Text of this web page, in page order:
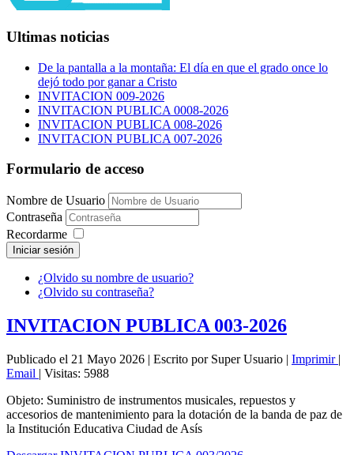
Ultimas noticias
De la pantalla a la montaña: El día en que el grado once lo
dejó todo por ganar a Cristo
INVITACION 009-2026
INVITACION PUBLICA 0008-2026
INVITACION PUBLICA 008-2026
INVITACION PUBLICA 007-2026
Formulario de acceso
Nombre de Usuario
Contraseña
Recordarme
Iniciar sesión
¿Olvido su nombre de usuario?
¿Olvido su contraseña?
INVITACION PUBLICA 003-2026
Publicado el 21 Mayo 2026 | Escrito por Super Usuario | Imprimir |
Email | Visitas: 5988
Objeto: Suministro de instrumentos musicales, repuestos y
accesorios de mantenimiento para la dotación de la banda de paz de
la Institución Educativa Ciudad de Asís